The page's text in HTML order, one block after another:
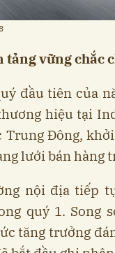
tảng vững chắc
đầu tiên của
hiệu tại
Trung Đông,
lưới bán hàng
nội địa tiếp
quý 1. Song
tăng trưởng